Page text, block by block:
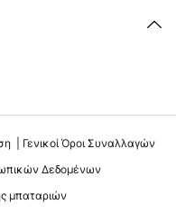
Γενικοί Όροι Συναλλαγών
Δεδομένων
μπαταριών